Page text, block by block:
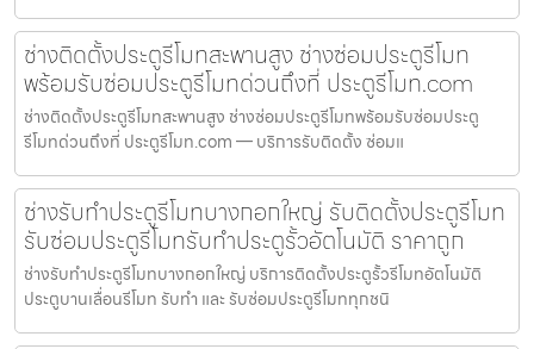
ช่างติดตั้งประตูรีโมทสะพานสูง ช่างซ่อมประตูรีโมท
พร้อมรับซ่อมประตูรีโมทด่วนถึงที่ ประตูรีโมท.com
ช่างติดตั้งประตูรีโมทสะพานสูง ช่างซ่อมประตูรีโมทพร้อมรับซ่อมประตู
รีโมทด่วนถึงที่ ประตูรีโมท.com — บริการรับติดตั้ง ซ่อมแ
ช่างรับทำประตูรีโมทบางกอกใหญ่ รับติดตั้งประตูรีโมท
รับซ่อมประตูรีโมทรับทำประตูรั้วอัตโนมัติ ราคาถูก
ช่างรับทำประตูรีโมทบางกอกใหญ่ บริการติดตั้งประตูรั้วรีโมทอัตโนมัติ
ประตูบานเลื่อนรีโมท รับทำ และ รับซ่อมประตูรีโมททุกชนิ